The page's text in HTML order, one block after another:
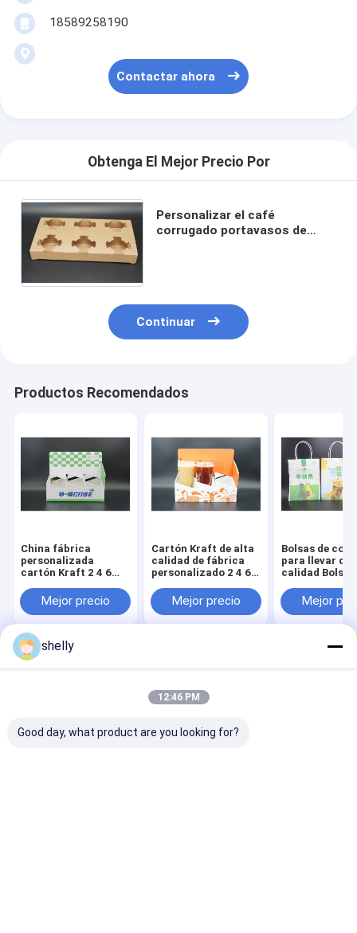
18589258190
Contactar ahora
Obtenga El Mejor Precio Por
Personalizar el café
corrugado portavasos de
Continuar
Productos Recomendados
China fábrica
personalizada
cartón Kraft 2 4 6
portador de
cargador caja
seis paquete Be
Mejor precio
Cartón Kraft de alta
calidad de fábrica
personalizado 2 4 6
Portador Caja de
cartón corrugado
Mejor precio
Bolsas de
para llevar de
calidad Bolsas
su propia
Mejor
Sitio
Ahora
Site
Mapa del Sitio
Privacy Policy
Reserved.
shelly
12:46 PM
Good day, what product are you looking for?